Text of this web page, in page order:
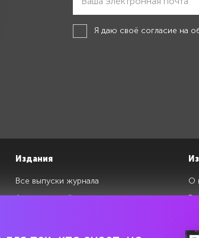
Я даю своё согласие на
Издания
Все выпуски журнала
Архив изданий
О